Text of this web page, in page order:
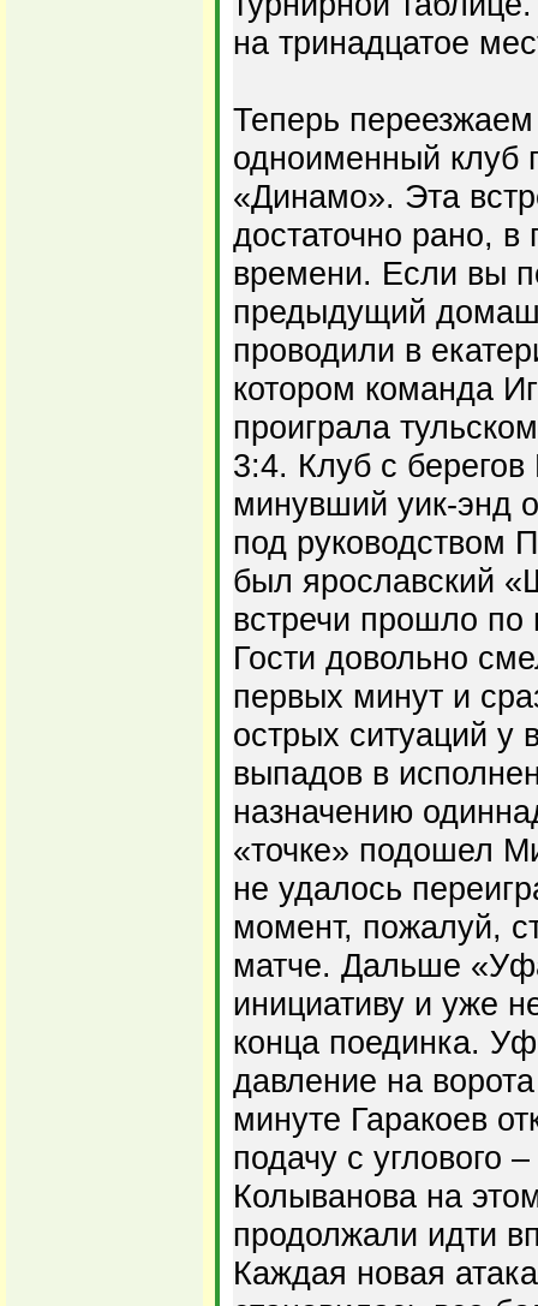
на тринадцатое
Теперь
одноименный клуб
«Динамо». Эта
достаточно рано,
времени. Если вы
предыдущий
проводили в
котором команда
проиграла
3:4. Клуб с
минувший уик-энд
под руководством
был ярославский
встречи прошло
Гости довольно
первых минут и
острых ситуаций у
выпадов в
назначению
«точке» подошел
не удалось
момент, пожалуй,
матче. Дальше
инициативу и уже
конца поединка.
давление на
минуте Гаракоев
подачу с углового
Колыванова на
продолжали идти
Каждая новая